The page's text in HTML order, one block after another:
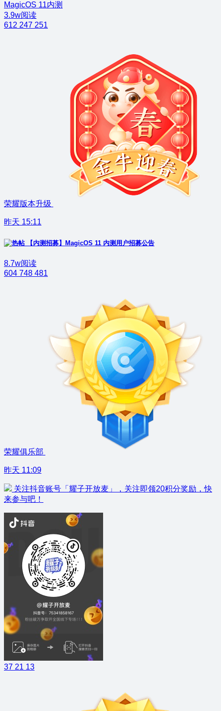
MagicOS 11内测
3.9w阅读
612 247 251
荣耀版本升级
昨天 15:11
【内测招募】MagicOS 11 内测用户招募公告
8.7w阅读
604 748 481
荣耀俱乐部
昨天 11:09
关注抖音账号「耀子开放麦」，关注即领20积分奖励，快
来参与吧！
37 21 13